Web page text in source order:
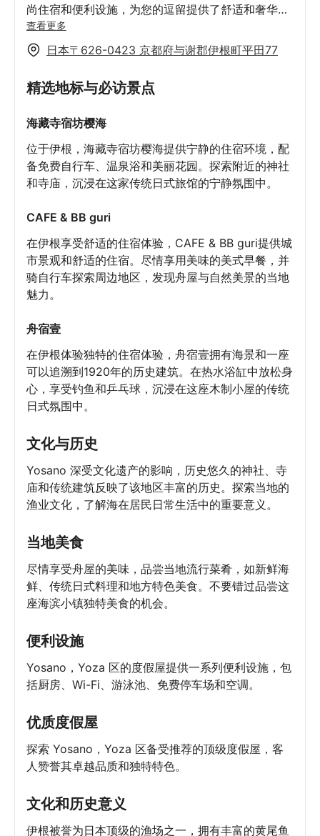
尚住宿和便利设施，为您的逗留提供了舒适和奢华的
完美融合。在伊根湾尽情享受美食之旅，在伊根迷人
的渔村中隐藏着一颗明珠——舟屋食堂。尽情沉醉于
当地捕捞的黄尾鱼制作的最美味海鲜菜肴，黄尾鱼在
丹后地区象征着幸运和传统。这家餐厅俯瞰着历史悠
久的船屋和闪闪发光的大海，提供独特的用餐体验，
查看更多
日本〒626-0423 京都府与谢郡伊根町平田77
精选地标与必访景点
海藏寺宿坊樱海
位于伊根，海藏寺宿坊樱海提供宁静的住宿环境，配
备免费自行车、温泉浴和美丽花园。探索附近的神社
和寺庙，沉浸在这家传统日式旅馆的宁静氛围中。
CAFE & BB guri
在伊根享受舒适的住宿体验，CAFE & BB guri提供城
市景观和舒适的住宿。尽情享用美味的美式早餐，并
骑自行车探索周边地区，发现舟屋与自然美景的当地
魅力。
舟宿壹
在伊根体验独特的住宿体验，舟宿壹拥有海景和一座
可以追溯到1920年的历史建筑。在热水浴缸中放松身
心，享受钓鱼和乒乓球，沉浸在这座木制小屋的传统
日式氛围中。
文化与历史
Yosano 深受文化遗产的影响，历史悠久的神社、寺
庙和传统建筑反映了该地区丰富的历史。探索当地的
渔业文化，了解海在居民日常生活中的重要意义。
当地美食
尽情享受舟屋的美味，品尝当地流行菜肴，如新鲜海
鲜、传统日式料理和地方特色美食。不要错过品尝这
座海滨小镇独特美食的机会。
便利设施
Yosano，Yoza 区的度假屋提供一系列便利设施，包
括厨房、Wi-Fi、游泳池、免费停车场和空调。
优质度假屋
探索 Yosano，Yoza 区备受推荐的顶级度假屋，客
人赞誉其卓越品质和独特特色。
文化和历史意义
伊根被誉为日本顶级的渔场之一，拥有丰富的黄尾鱼